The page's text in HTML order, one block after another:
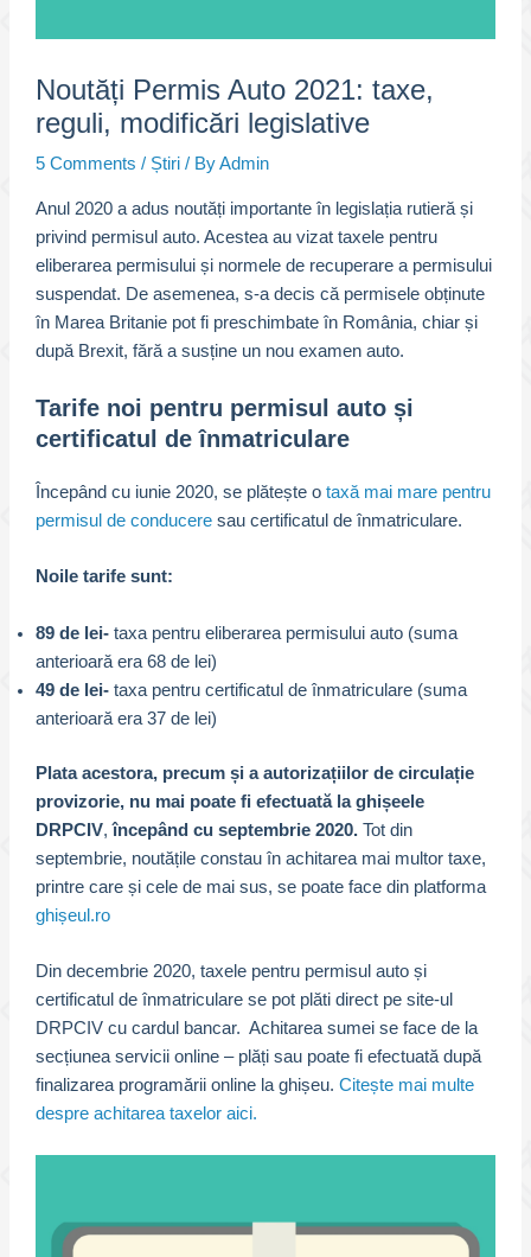
Noutăți Permis Auto 2021: taxe,
reguli, modificări legislative
5 Comments / Știri/ ByAdmin
Anul 2020 a adus noutăți importante în legislația rutieră și
privind permisul auto. Acestea au vizat taxele pentru
eliberarea permisului și normele de recuperare a permisului
suspendat. De asemenea, s-a decis că permisele obținute
în Marea Britanie pot fi preschimbate în România, chiar și
după Brexit, fără a susține un nou examen auto.
Tarife noi pentru permisul auto și
certificatul de înmatriculare
Începând cu iunie 2020, se plătește o taxă mai mare pentru
permisul de conducere sau certificatul de înmatriculare.
Noile tarife sunt:
89 de lei-taxa pentru eliberarea permisului auto (suma
anterioară era 68 de lei)
49 de lei-taxa pentru certificatul de înmatriculare (suma
anterioară era 37 de lei)
Plata acestora, precum și a autorizațiilor de circulație
provizorie, nu mai poate fi efectuată la ghișeele
DRPCIV,începând cu septembrie 2020.Tot din
septembrie, noutățile constau în achitarea mai multor taxe,
printre care și cele de mai sus, se poate face din platforma
ghișeul.ro
Din decembrie 2020, taxele pentru permisul auto și
certificatul de înmatriculare se pot plăti direct pe site-ul
DRPCIV cu cardul bancar. Achitarea sumei se face de la
secțiunea servicii online – plăți sau poate fi efectuată după
finalizarea programării online la ghișeu. Citește mai multe
despre achitarea taxelor aici.